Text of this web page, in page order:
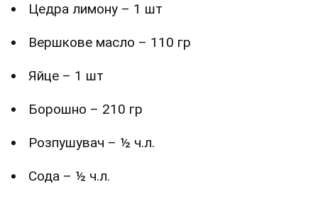
Цедра лимону – 1 шт
Вершкове масло – 110 гр
Яйце – 1 шт
Борошно – 210 гр
Розпушувач – ½ ч.л.
Сода – ½ ч.л.